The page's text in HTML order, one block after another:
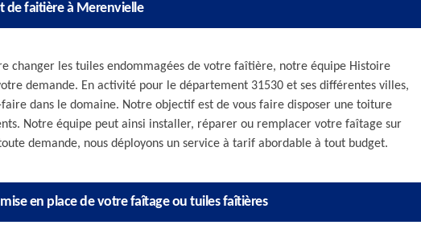
de faitière à Merenvielle
changer les tuiles endommagées de votre faîtière, notre équipe Histoire
demande. En activité pour le département 31530 et ses différentes villes,
dans le domaine. Notre objectif est de vous faire disposer une toiture
Notre équipe peut ainsi installer, réparer ou remplacer votre faîtage sur
demande, nous déployons un service à tarif abordable à tout budget.
en place de votre faîtage ou tuiles faîtières